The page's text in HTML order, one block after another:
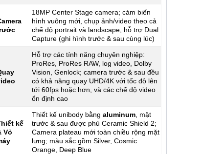
18MP Center Stage camera; cảm biến
hình vuông mới, chụp ảnh/video theo cả
chế độ portrait và landscape; hỗ trợ Dual
Capture (ghi hình trước & sau cùng lúc)
Hỗ trợ các tính năng chuyên nghiệp:
ProRes, ProRes RAW, log video, Dolby
Vision, Genlock; camera trước & sau đều
có khả năng quay UHD/4K với tốc độ lên
tới 60fps hoặc hơn, và các chế độ video
ổn định cao
kế
Vỏ
Thiết kế unibody bằng aluminum, mặt
trước & sau được phủ Ceramic Shield 2;
Camera plateau mới toàn chiều rộng mặt
lưng; màu sắc gồm Silver, Cosmic
Orange, Deep Blue